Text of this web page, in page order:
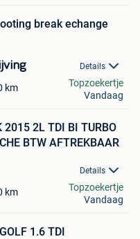
break echange
Details
km
Topzoekertje
Vandaag
2015 2L TDI BI TURBO
BTW AFTREKBAAR
Details
km
Topzoekertje
Vandaag
1.6 TDI